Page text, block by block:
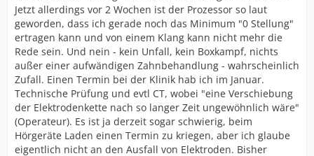
Jetzt allerdings vor 2 Wochen ist der Prozessor so laut
geworden, dass ich gerade noch das Minimum "0 Stellung"
ertragen kann und von einem Klang kann nicht mehr die
Rede sein. Und nein - kein Unfall, kein Boxkampf, nichts
außer einer aufwändigen Zahnbehandlung - wahrscheinlich
Zufall. Einen Termin bei der Klinik hab ich im Januar.
Technische Prüfung und evtl CT, wobei "eine Verschiebung
der Elektrodenkette nach so langer Zeit ungewöhnlich wäre"
(Operateur). Es ist ja derzeit sogar schwierig, beim
Hörgeräte Laden einen Termin zu kriegen, aber ich glaube
eigentlich nicht an den Ausfall von Elektroden. Bisher